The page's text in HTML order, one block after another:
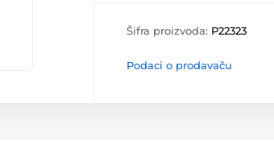
Šifra proizvoda: P22323
Podaci o prodavaču